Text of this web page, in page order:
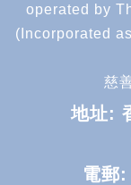
operated by
(Incorporated
慈
地址:
電郵: